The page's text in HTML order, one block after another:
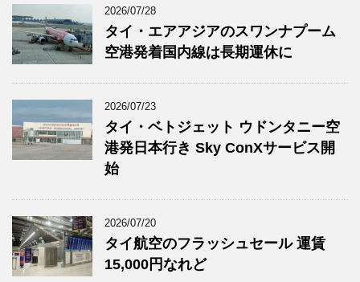
2026/07/28
タイ・エアアジアのスワンナプーム
空港発着国内線は長期運休に
2026/07/23
タイ・ベトジェット ウドンタニー空
港発日本行き Sky ConXサービス開
始
2026/07/20
タイ航空のフラッシュセール 運賃
15,000円なれど